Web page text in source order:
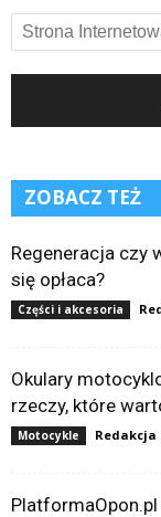
ZOBACZ TEŻ
Regeneracja czy
się opłaca?
Części i akcesoria
Okulary
rzeczy, które
Motocykle